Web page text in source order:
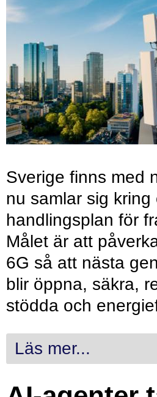
Sverige finns med
nu samlar sig
handlingsplan för
Målet är att
6G så att nästa
blir öppna, säkra,
stödda och
Läs mer...